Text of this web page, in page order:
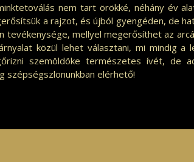
nem tart örökké, néhány év
a rajzot, és újból gyengéden, de
tevékenysége, mellyel megerősíthet az
közül lehet választani, mi mindig a
szemöldöke természetes ívét, de
szépségszlonunkban elérhető!